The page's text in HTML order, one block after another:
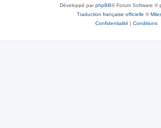
Développé parphpBB® Forum Software ©
Traduction française officielle ©
Confidentialité | Conditions